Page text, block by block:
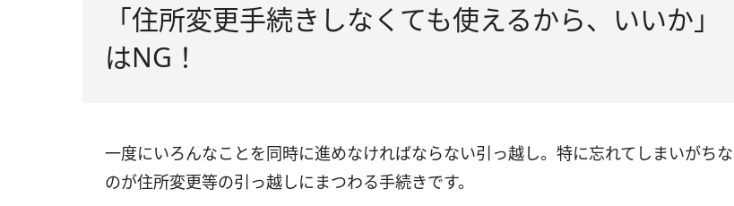
「住所変更手続きしなくても使えるから、いいか」
はNG！
一度にいろんなことを同時に進めなければならない引っ越し。特に忘れてしまいがちな
のが住所変更等の引っ越しにまつわる手続きです。